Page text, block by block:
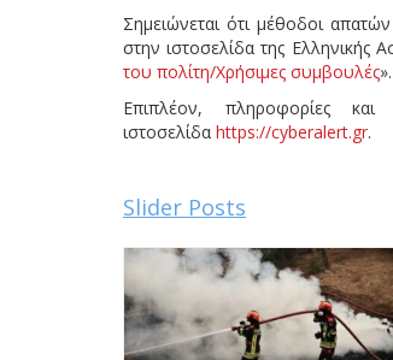
Σημειώνεται ότι μέθοδοι
στην ιστοσελίδα της Ελληνικής
του πολίτη/Χρήσιμες συμβουλές».
Επιπλέον, πληροφορίες
ιστοσελίδα https://cyberalert.gr.
Slider Posts